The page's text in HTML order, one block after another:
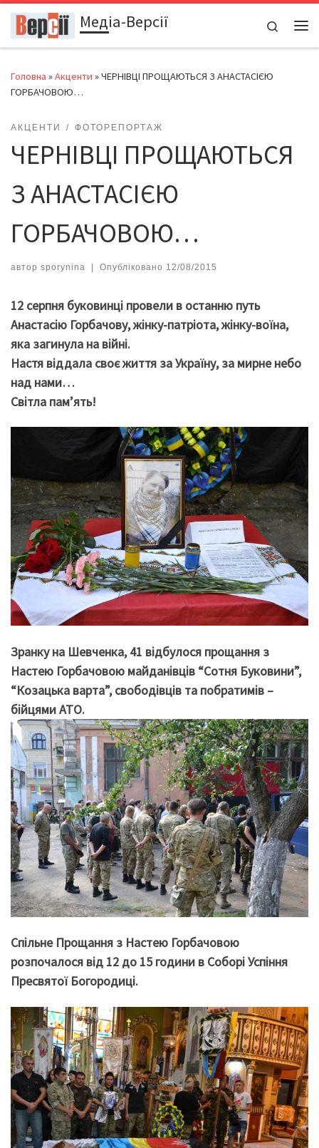
Перейти до вмістуМедіа-Версії
Search
Головна »Акценти »ЧЕРНІВЦІ ПРОЩАЮТЬСЯ З АНАСТАСІЄЮ
ГОРБАЧОВОЮ…
АКЦЕНТИ ФОТОРЕПОРТАЖ
ЧЕРНІВЦІ ПРОЩАЮТЬСЯ
З АНАСТАСІЄЮ
ГОРБАЧОВОЮ…
автор sporynina | Опубліковано 12/08/2015
12 серпня буковинці провели в останню путь
Анастасію Горбачову, жінку-патріота, жінку-воїна,
яка загинула на війні.
Настя віддала своє життя за Україну, за мирне небо
над нами…
Світла пам’ять!
Зранку на Шевченка, 41 відбулося прощання з
Настею Горбачовою майданівців “Сотня Буковини”,
“Козацька варта”, свободівців та побратимів –
бійцями АТО.
Спільне Прощання з Настею Горбачовою
розпочалося від 12 до 15 години в Соборі Успіння
Пресвятої Богородиці.